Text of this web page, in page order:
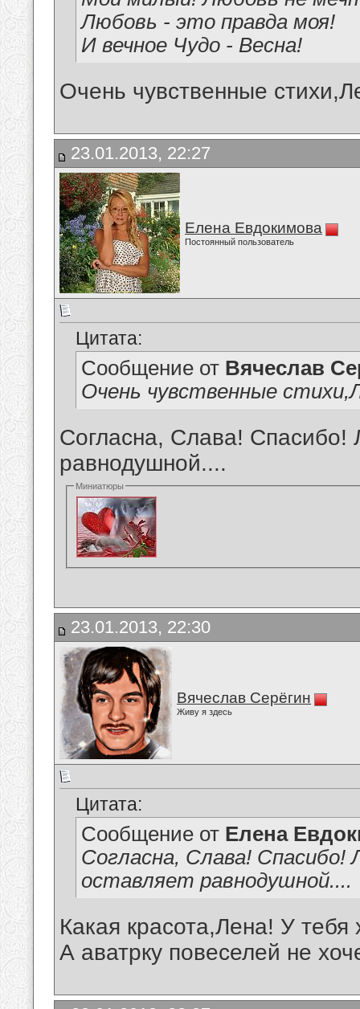
Любовь - это правда моя!
И вечное Чудо - Весна!
Очень чувственные
23.01.2013, 22:27
Елена Евдокимова
Постоянный пользователь
Цитата:
Сообщение от Вячеслав
Очень чувственные
Согласна, Слава! Спасибо!
равнодушной....
Миниатюры
23.01.2013, 22:30
Вячеслав Серёгин
Живу я здесь
Цитата:
Сообщение от Елена
Согласна, Слава! Спасибо!
оставляет равнодушной....
Какая красота,Лена! У тебя
А аватрку повеселей не